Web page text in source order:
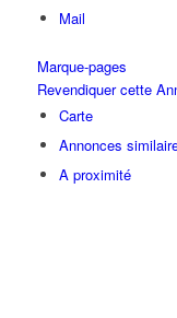
Mail
Marque-pages
Revendiquer cette
Carte
Annonces
A proximité